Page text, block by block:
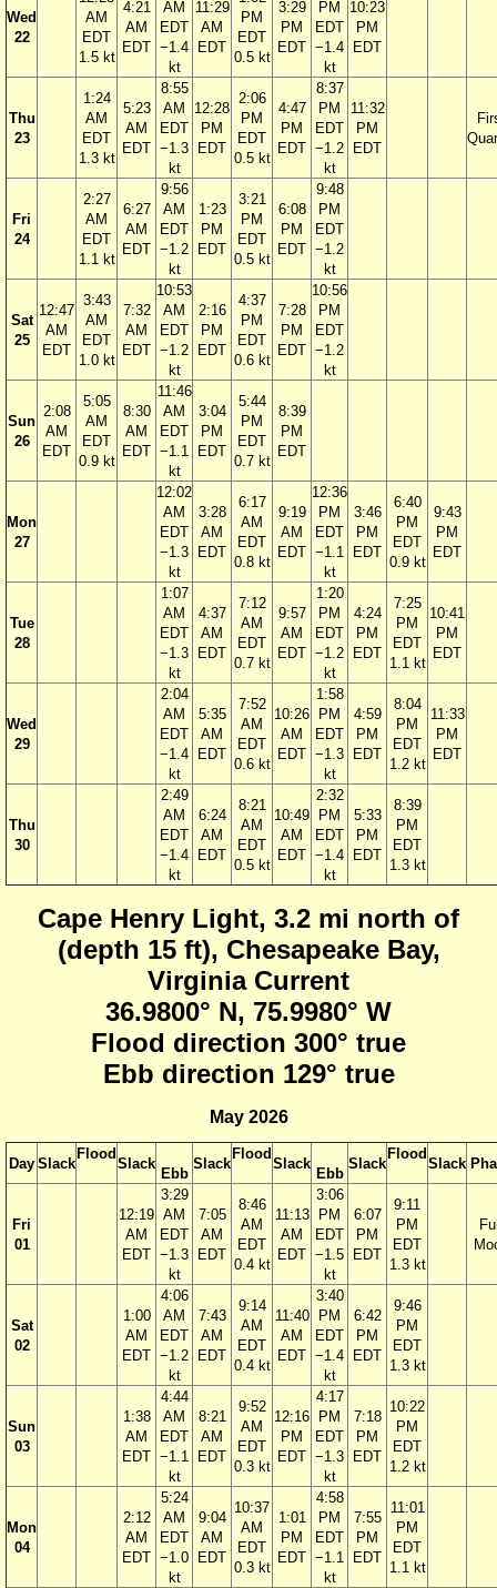
Wed
22
AM
EDT
1.5 kt
4:21
AM
EDT
AM
EDT
−1.4
kt
11:29
AM
EDT
PM
EDT
0.5 kt
3:29
PM
EDT
PM
EDT
−1.4
kt
10:23
PM
EDT
Thu
23
1:24
AM
EDT
1.3 kt
5:23
AM
EDT
8:55
AM
EDT
−1.3
kt
12:28
PM
EDT
2:06
PM
EDT
0.5 kt
4:47
PM
EDT
8:37
PM
EDT
−1.2
kt
11:32
PM
EDT
Fri
24
2:27
AM
EDT
1.1 kt
6:27
AM
EDT
9:56
AM
EDT
−1.2
kt
1:23
PM
EDT
3:21
PM
EDT
0.5 kt
6:08
PM
EDT
9:48
PM
EDT
−1.2
kt
Sat
25
12:47
AM
EDT
3:43
AM
EDT
1.0 kt
7:32
AM
EDT
10:53
AM
EDT
−1.2
kt
2:16
PM
EDT
4:37
PM
EDT
0.6 kt
7:28
PM
EDT
10:56
PM
EDT
−1.2
kt
Sun
26
2:08
AM
EDT
5:05
AM
EDT
0.9 kt
8:30
AM
EDT
11:46
AM
EDT
−1.1
kt
3:04
PM
EDT
5:44
PM
EDT
0.7 kt
8:39
PM
EDT
Mon
27
12:02
AM
EDT
−1.3
kt
3:28
AM
EDT
6:17
AM
EDT
0.8 kt
9:19
AM
EDT
12:36
PM
EDT
−1.1
kt
3:46
PM
EDT
6:40
PM
EDT
0.9 kt
9:43
PM
EDT
Tue
28
1:07
AM
EDT
−1.3
kt
4:37
AM
EDT
7:12
AM
EDT
0.7 kt
9:57
AM
EDT
1:20
PM
EDT
−1.2
kt
4:24
PM
EDT
7:25
PM
EDT
1.1 kt
10:41
PM
EDT
Wed
29
2:04
AM
EDT
−1.4
kt
5:35
AM
EDT
7:52
AM
EDT
0.6 kt
10:26
AM
EDT
1:58
PM
EDT
−1.3
kt
4:59
PM
EDT
8:04
PM
EDT
1.2 kt
11:33
PM
EDT
Thu
30
2:49
AM
EDT
−1.4
kt
6:24
AM
EDT
8:21
AM
EDT
0.5 kt
10:49
AM
EDT
2:32
PM
EDT
−1.4
kt
5:33
PM
EDT
8:39
PM
EDT
1.3 kt
Cape Henry Light, 3.2 mi north of
(depth 15 ft), Chesapeake Bay,
Virginia Current
36.9800° N, 75.9980° W
Flood direction 300° true
Ebb direction 129° true
May 2026
Day Slack
Flood
Slack
Ebb
Slack
Flood
Slack
Ebb
Slack
Flood
Slack
Fri
01
12:19
AM
EDT
3:29
AM
EDT
−1.3
kt
7:05
AM
EDT
8:46
AM
EDT
0.4 kt
11:13
AM
EDT
3:06
PM
EDT
−1.5
kt
6:07
PM
EDT
9:11
PM
EDT
1.3 kt
Sat
02
1:00
AM
EDT
4:06
AM
EDT
−1.2
kt
7:43
AM
EDT
9:14
AM
EDT
0.4 kt
11:40
AM
EDT
3:40
PM
EDT
−1.4
kt
6:42
PM
EDT
9:46
PM
EDT
1.3 kt
Sun
03
1:38
AM
EDT
4:44
AM
EDT
−1.1
kt
8:21
AM
EDT
9:52
AM
EDT
0.3 kt
12:16
PM
EDT
4:17
PM
EDT
−1.3
kt
7:18
PM
EDT
10:22
PM
EDT
1.2 kt
Mon
04
2:12
AM
EDT
5:24
AM
EDT
−1.0
kt
9:04
AM
EDT
10:37
AM
EDT
0.3 kt
1:01
PM
EDT
4:58
PM
EDT
−1.1
kt
7:55
PM
EDT
11:01
PM
EDT
1.1 kt